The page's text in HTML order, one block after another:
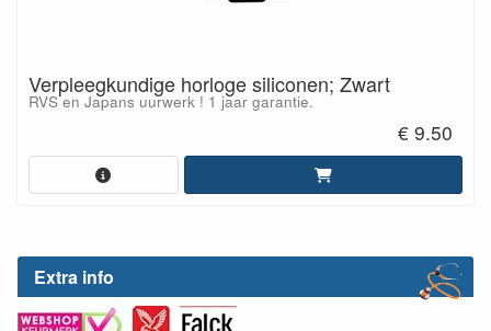
Extra info
Verpleegkundige horloge siliconen; Zwart
RVS en Japans uurwerk ! 1 jaar garantie.
€ 9.50